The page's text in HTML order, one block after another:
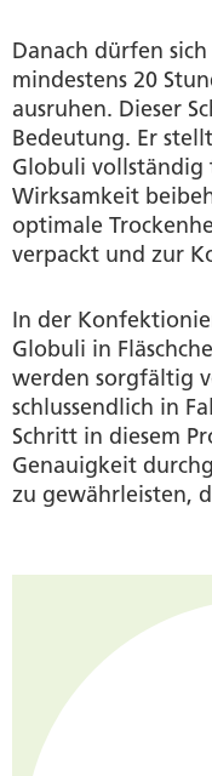
Danach dürfen
mindestens 20
ausruhen. Dieser
Bedeutung. Er
Globuli
Wirksamkeit
optimale
verpackt und zur
In der
Globuli in
werden sorgfältig
schlussendlich in
Schritt in diesem
Genauigkeit
zu gewährleisten,